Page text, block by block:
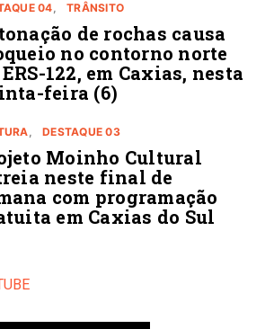
04 TRÂNSITO
de rochas causa
no contorno norte
122, em Caxias, nesta
feira (6)
DESTAQUE 03
Moinho Cultural
neste final de
com programação
em Caxias do Sul